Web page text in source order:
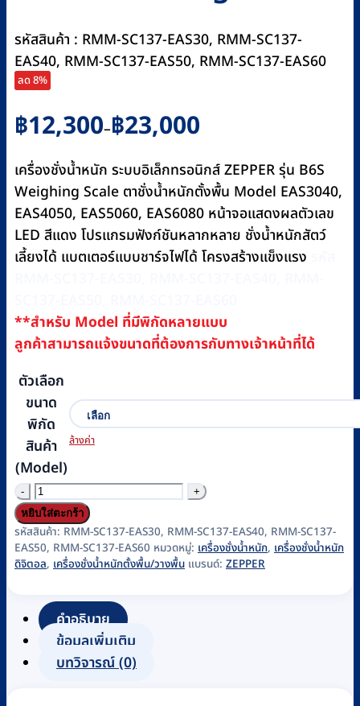
รหัสสินค้า : RMM-SC137-EAS30, RMM-SC137-
EAS40, RMM-SC137-EAS50, RMM-SC137-EAS60
ลด 8%
฿12,300–฿23,000
Price
range:
฿12,300
through
฿23,000
เครื่องชั่งน้ำหนัก ระบบอิเล็กทรอนิกส์ ZEPPER รุ่น B6S
Weighing Scale ตาชั่งน้ำหนักตั้งพื้น Model EAS3040,
EAS4050, EAS5060, EAS6080 หน้าจอแสดงผลตัวเลข
LED สีแดง โปรแกรมฟังก์ชันหลากหลาย ชั่งน้ำหนักสัตว์
เลี้ยงได้ แบตเตอร์แบบชาร์จไฟได้ โครงสร้างแข็งแรง
**สำหรับ Model ที่มีพิกัดหลายแบบ
ลูกค้าสามารถแจ้งขนาดที่ต้องการกับทางเจ้าหน้าที่ได้
ตัวเลือก
ขนาด
พิกัด
สินค้า
(Model)
ล้างค่า
จำนวน
เครื่อง
ชั่ง
น้ำ
หนัก
ตั้ง
พื้น
แบบ
ดิจิตอล
หยิบใส่ตะกร้า
รหัสสินค้า: RMM-SC137-EAS30, RMM-SC137-EAS40, RMM-SC137-
EAS50, RMM-SC137-EAS60 หมวดหมู่: เครื่องชั่งน้ำหนัก, เครื่องชั่งน้ำหนัก
ดิจิตอล, เครื่องชั่งน้ำหนักตั้งพื้น/วางพื้น แบรนด์: ZEPPER
คำอธิบาย
ข้อมูลเพิ่มเติม
บทวิจารณ์ (0)